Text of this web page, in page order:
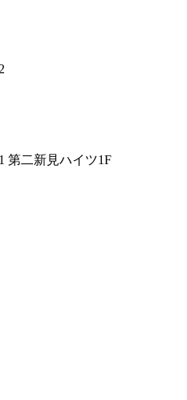
第二新見ハイツ1F